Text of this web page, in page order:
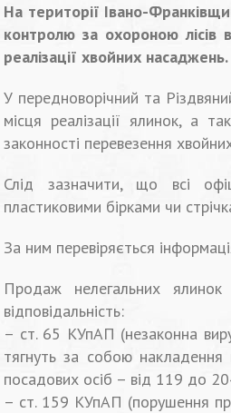
На території Івано-
контролю за охороною лісів
реалізації хвойних насаджень.
У передноворічний та
місця реалізації ялинок, а
законності перевезення
Слід зазначити, що всі
пластиковими бірками чи
За ним перевіряється
Продаж нелегальних
відповідальність:
– ст. 65 КУпАП (незаконна
тягнуть за собою
посадових осіб – від 119 до
– ст. 159 КУпАП (порушення